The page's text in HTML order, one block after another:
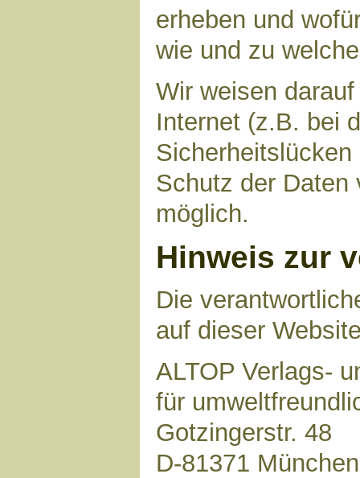
erheben und
wie und zu
Wir weisen
Internet (z.B. bei
Schutz der Daten
möglich.
Hinweis zur
Die
auf dieser
ALTOP Verlags-
für
Gotzingerstr. 48
D-81371 München